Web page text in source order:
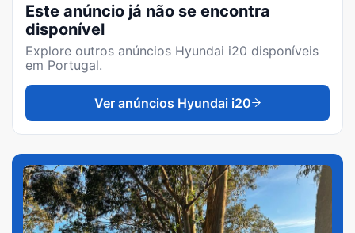
Este anúncio já não se encontra
disponível
Explore outros anúncios Hyundai i20 disponíveis
em Portugal.
Ver anúncios Hyundai i20